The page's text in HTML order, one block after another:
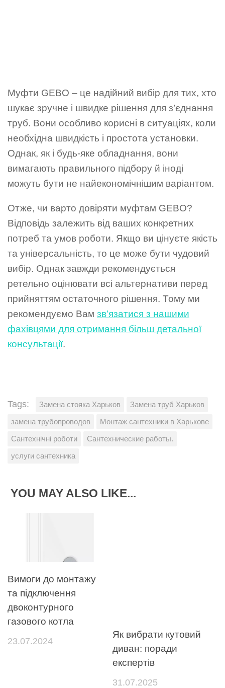
Муфти GEBO – це надійний вибір для тих, хто
шукає зручне і швидке рішення для з’єднання
труб. Вони особливо корисні в ситуаціях, коли
необхідна швидкість і простота установки.
Однак, як і будь-яке обладнання, вони
вимагають правильного підбору й іноді
можуть бути не найекономічнішим варіантом.
Отже, чи варто довіряти муфтам GEBO?
Відповідь залежить від ваших конкретних
потреб та умов роботи. Якщо ви цінуєте якість
та універсальність, то це може бути чудовий
вибір. Однак завжди рекомендується
ретельно оцінювати всі альтернативи перед
прийняттям остаточного рішення. Тому ми
рекомендуємо Вам зв’язатися з нашими
фахівцями для отримання більш детальної
консультації.
Tags: Замена стояка Харьков
Замена труб Харьков
замена трубопроводов
Монтаж сантехники в Харькове
Сантехнічні роботи
Сантехнические работы.
услуги сантехника
YOU MAY ALSO LIKE...
Вимоги до монтажу
та підключення
двоконтурного
газового котла
23.07.2024
Як вибрати кутовий
диван: поради
експертів
31.07.2025